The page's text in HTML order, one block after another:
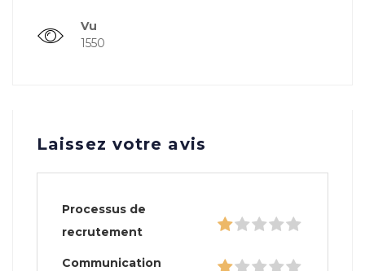
Vu
1550
Laissez votre avis
Processus de
recrutement
Communication